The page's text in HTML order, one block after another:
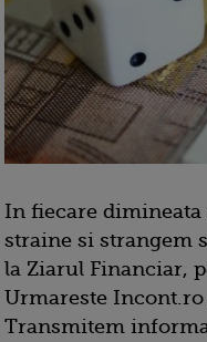
In fiecare
straine si strangem
la Ziarul Financiar,
Urmareste Incont.ro
Transmitem